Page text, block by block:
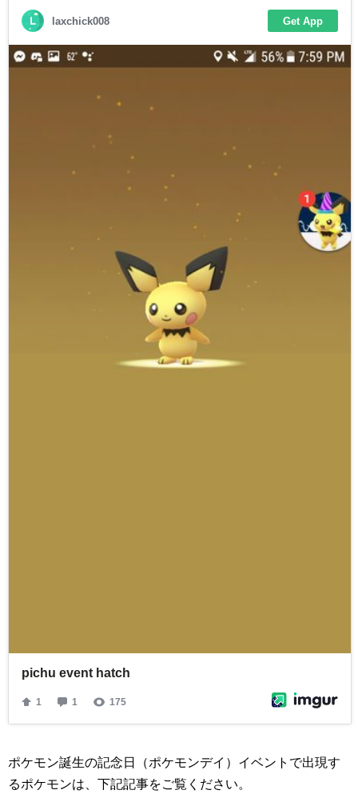
ポケモン誕生の記念日（ポケモンデイ）イベントで出現す
るポケモンは、下記記事をご覧ください。